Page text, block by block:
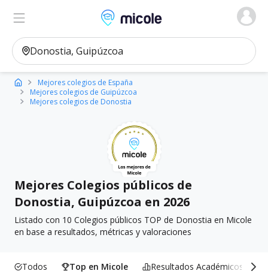
Micole, buscador de colegios
Ver en el mapa
Mejores colegios de España
Mejores colegios de Guipúzcoa
Mejores colegios de Donostia
Mejores Colegios públicos de
Donostia, Guipúzcoa en 2026
Listado con 10 Colegios públicos TOP de Donostia en Micole
en base a resultados, métricas y valoraciones
Todos Top en Micole Resultados Académicos